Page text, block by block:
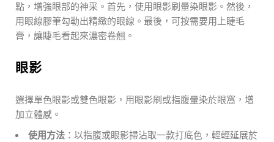
點，增強眼部的神采。首先，使用眼影刷暈染眼影。然後，
用眼線膠筆勾勒出精緻的眼線。最後，可按需要用上睫毛
膏，讓睫毛看起來濃密卷翹。
眼影
選擇單色眼影或雙色眼影，用眼影刷或指腹暈染於眼窩，增
加立體感。
使用方法 ：以指腹或眼影掃沾取一款打底色，輕輕延展於